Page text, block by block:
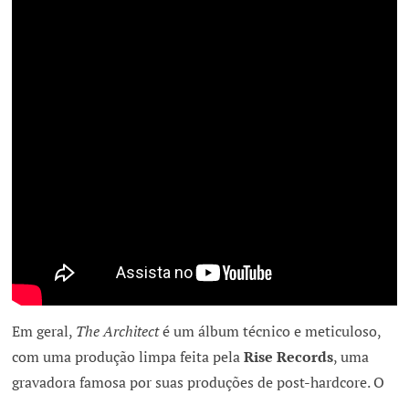
Em geral, The Architecté um álbum técnico e meticuloso,
com uma produção limpa feita pelaRise Records, uma
gravadora famosa por suas produções de post-hardcore. O